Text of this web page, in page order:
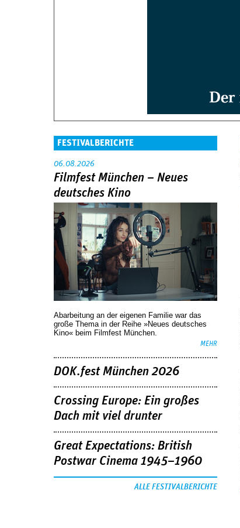
FESTIVALBERICHTE
06.08.2026
Filmfest München – Neues
deutsches Kino
Abarbeitung an der eigenen Familie war das
große Thema in der Reihe »Neues deutsches
Kino« beim Filmfest München.
MEHR
DOK.fest München 2026
Crossing Europe: Ein großes
Dach mit viel drunter
Great Expectations: British
Postwar Cinema 1945–1960
ALLE FESTIVALBERICHTE